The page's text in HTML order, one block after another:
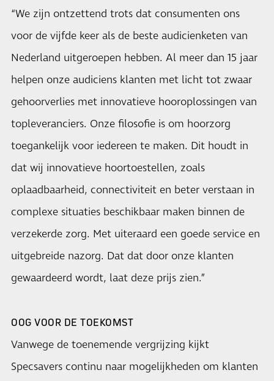
“We zijn ontzettend trots dat consumenten ons
voor de vijfde keer als de beste audicienketen van
Nederland uitgeroepen hebben. Al meer dan 15 jaar
helpen onze audiciens klanten met licht tot zwaar
gehoorverlies met innovatieve hooroplossingen van
topleveranciers. Onze filosofie is om hoorzorg
toegankelijk voor iedereen te maken. Dit houdt in
dat wij innovatieve hoortoestellen, zoals
oplaadbaarheid, connectiviteit en beter verstaan in
complexe situaties beschikbaar maken binnen de
verzekerde zorg. Met uiteraard een goede service en
uitgebreide nazorg. Dat dat door onze klanten
gewaardeerd wordt, laat deze prijs zien.”
OOG VOOR DE TOEKOMST
Vanwege de toenemende vergrijzing kijkt
Specsavers continu naar mogelijkheden om klanten